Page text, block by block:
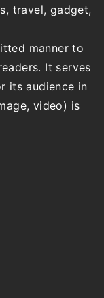
travel, gadget,
manner to
It serves
its audience in
video) is